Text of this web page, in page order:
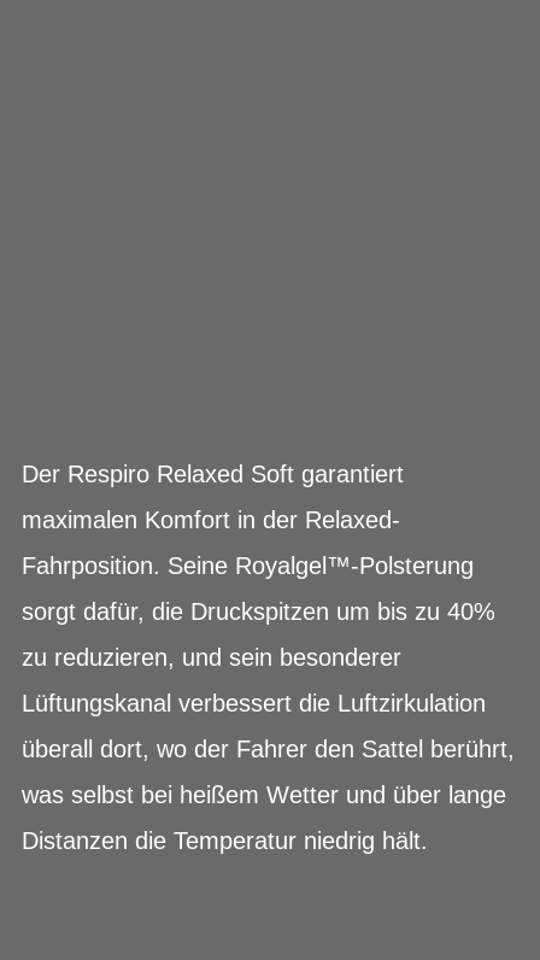
Der Respiro Relaxed Soft garantiert
maximalen Komfort in der Relaxed-
Fahrposition. Seine Royalgel™-Polsterung
sorgt dafür, die Druckspitzen um bis zu 40%
zu reduzieren, und sein besonderer
Lüftungskanal verbessert die Luftzirkulation
überall dort, wo der Fahrer den Sattel berührt,
was selbst bei heißem Wetter und über lange
Distanzen die Temperatur niedrig hält.